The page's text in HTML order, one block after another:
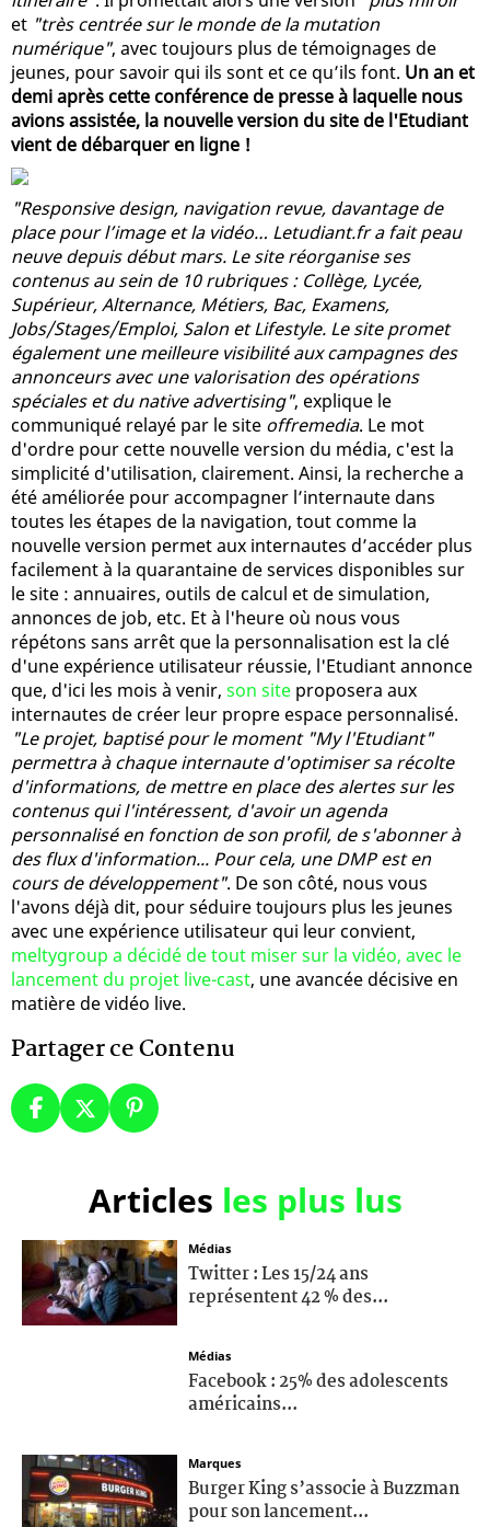
et "très centrée sur le monde de la mutation
numérique", avec toujours plus de témoignages de
jeunes, pour savoir qui ils sont et ce qu’ils font. Un an et
demi après cette conférence de presse à laquelle nous
avions assistée, la nouvelle version du site de l'Etudiant
vient de débarquer en ligne !
"Responsive design, navigation revue, davantage de
place pour l’image et la vidéo… Letudiant.fr a fait peau
neuve depuis début mars. Le site réorganise ses
contenus au sein de 10 rubriques : Collège, Lycée,
Supérieur, Alternance, Métiers, Bac, Examens,
Jobs/Stages/Emploi, Salon et Lifestyle. Le site promet
également une meilleure visibilité aux campagnes des
annonceurs avec une valorisation des opérations
spéciales et du native advertising", explique le
communiqué relayé par le site offremedia. Le mot
d'ordre pour cette nouvelle version du média, c'est la
simplicité d'utilisation, clairement. Ainsi, la recherche a
été améliorée pour accompagner l’internaute dans
toutes les étapes de la navigation, tout comme la
nouvelle version permet aux internautes d’accéder plus
facilement à la quarantaine de services disponibles sur
le site : annuaires, outils de calcul et de simulation,
annonces de job, etc. Et à l'heure où nous vous
répétons sans arrêt que la personnalisation est la clé
d'une expérience utilisateur réussie, l'Etudiant annonce
que, d'ici les mois à venir, son site proposera aux
internautes de créer leur propre espace personnalisé.
"Le projet, baptisé pour le moment "My l'Etudiant"
permettra à chaque internaute d'optimiser sa récolte
d'informations, de mettre en place des alertes sur les
contenus qui l'intéressent, d'avoir un agenda
personnalisé en fonction de son profil, de s'abonner à
des flux d'information... Pour cela, une DMP est en
cours de développement". De son côté, nous vous
l'avons déjà dit, pour séduire toujours plus les jeunes
avec une expérience utilisateur qui leur convient,
meltygroup a décidé de tout miser sur la vidéo, avec le
lancement du projet live-cast, une avancée décisive en
matière de vidéo live.
Partager ce Contenu
Articles les plus lus
Médias
Twitter : Les 15/24 ans
représentent 42 % des...
Médias
Facebook : 25% des adolescents
américains...
Marques
Burger King s’associe à Buzzman
pour son lancement...